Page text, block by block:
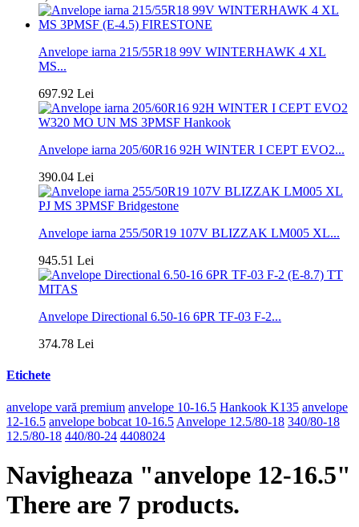
Anvelope iarna 215/55R18 99V WINTERHAWK 4 XL
MS...
697.92 Lei
Anvelope iarna 205/60R16 92H WINTER I CEPT EVO2...
390.04 Lei
Anvelope iarna 255/50R19 107V BLIZZAK LM005 XL...
945.51 Lei
Anvelope Directional 6.50-16 6PR TF-03 F-2...
374.78 Lei
Etichete
anvelope vară premium anvelope 10-16.5 Hankook K135 anvelope
12-16.5 anvelope bobcat 10-16.5 Anvelope 12.5/80-18 340/80-18
12.5/80-18 440/80-24 4408024
Navigheaza "anvelope 12-16.5"
There are 7 products.